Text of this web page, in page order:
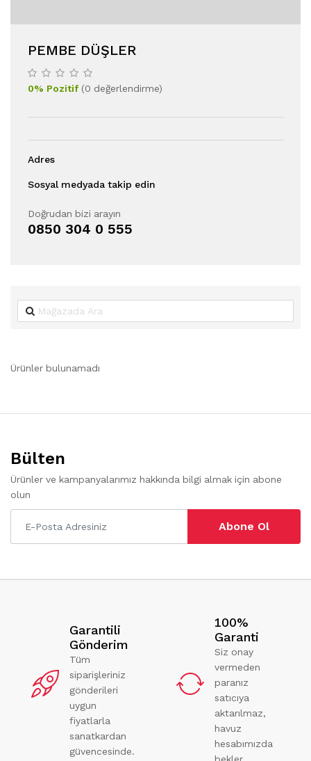
PEMBE DÜŞLER
0% Pozitif(0 değerlendirme)
Adres
Sosyal medyada takip edin
Doğrudan bizi arayın
0850 304 0 555
Ürünler bulunamadı
Bülten
Ürünler ve kampanyalarımız hakkında bilgi almak için abone
olun
Abone Ol
Garantili
Gönderim
Tüm
siparişleriniz
gönderileri
uygun
fiyatlarla
sanatkardan
güvencesinde.
100%
Garanti
Siz onay
vermeden
paranız
satıcıya
aktarılmaz,
havuz
hesabımızda
bekler.